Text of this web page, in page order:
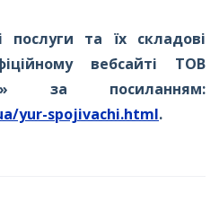
послуги та їх складові
вебсайті ТОВ
за посиланням:
yur-spojivachi.html.